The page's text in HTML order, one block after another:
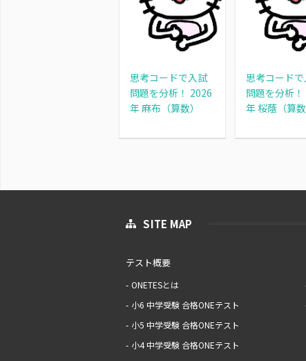
思考コードで入試
問題を分析！ 2026
年 麻布（算数）
思考コード
問題を分析
年 桜蔭（算数
SITE MAP
テスト概要
ONETESとは
小6 中学受験 合格ONEテスト
小5 中学受験 合格ONEテスト
小4 中学受験 合格ONEテスト